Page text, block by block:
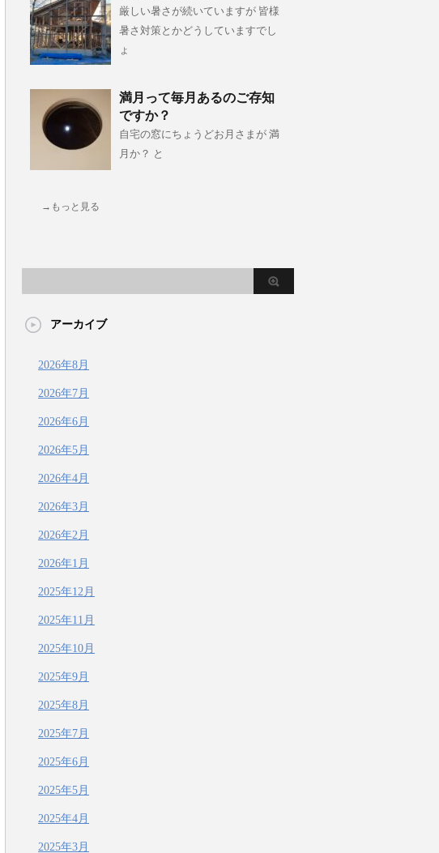
厳しい暑さが続いていますが 皆様
暑さ対策とかどうしていますでし
ょ
満月って毎月あるのご存知
ですか？
自宅の窓にちょうどお月さまが 満
月か？ と
→もっと見る
アーカイブ
2026年8月
2026年7月
2026年6月
2026年5月
2026年4月
2026年3月
2026年2月
2026年1月
2025年12月
2025年11月
2025年10月
2025年9月
2025年8月
2025年7月
2025年6月
2025年5月
2025年4月
2025年3月